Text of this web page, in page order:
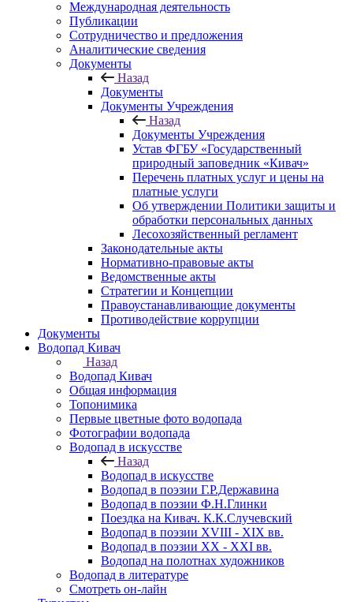
Международная деятельность
Публикации
Сотрудничество и предложения
Аналитические сведения
Документы
Назад
Документы
Документы Учреждения
Назад
Документы Учреждения
Устав ФГБУ «Государственный
природный заповедник «Кивач»
Перечень платных услуг и цены на
платные услуги
Об утверждении Политики защиты и
обработки персональных данных
Лесохозяйственный регламент
Законодательные акты
Нормативно-правовые акты
Ведомственные акты
Стратегии и Концепции
Правоустанавливающие документы
Противодействие коррупции
Документы
Водопад Кивач
Назад
Водопад Кивач
Общая информация
Топонимика
Первые цветные фото водопада
Фотографии водопада
Водопад в искусстве
Назад
Водопад в искусстве
Водопад в поэзии Г.Р.Державина
Водопад в поэзии Ф.Н.Глинки
Поездка на Кивач. К.К.Случевский
Водопад в поэзии XVIII - XIX вв.
Водопад в поэзии XX - XXI вв.
Водопад на полотнах художников
Водопад в литературе
Смотреть он-лайн